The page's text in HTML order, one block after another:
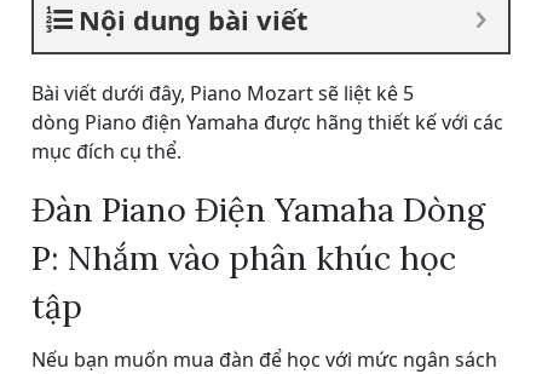
Nội dung bài viết
Bài viết dưới đây, Piano Mozart sẽ liệt kê 5
dòng Piano điện Yamaha được hãng thiết kế với các
mục đích cụ thể.
Đàn Piano Điện Yamaha Dòng
P: Nhắm vào phân khúc học
tập
Nếu bạn muốn mua đàn để học với mức ngân sách